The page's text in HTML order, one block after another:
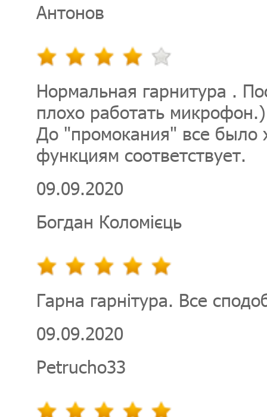
Антонов
Нормальная гарнитура .
плохо работать микрофон.)
До "промокания" все было
функциям соответствует.
09.09.2020
Богдан Коломієць
Гарна гарнітура. Все
09.09.2020
Petrucho33